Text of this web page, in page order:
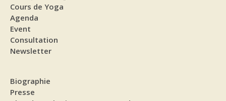
Cours de Yoga
Agenda
Event
Consultation
Newsletter
Biographie
Presse